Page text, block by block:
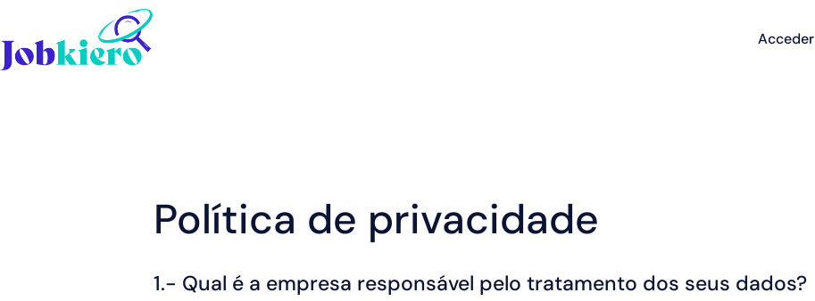
Acceder
Política de privacidade
1.- Qual é a empresa responsável pelo tratamento dos seus dados?